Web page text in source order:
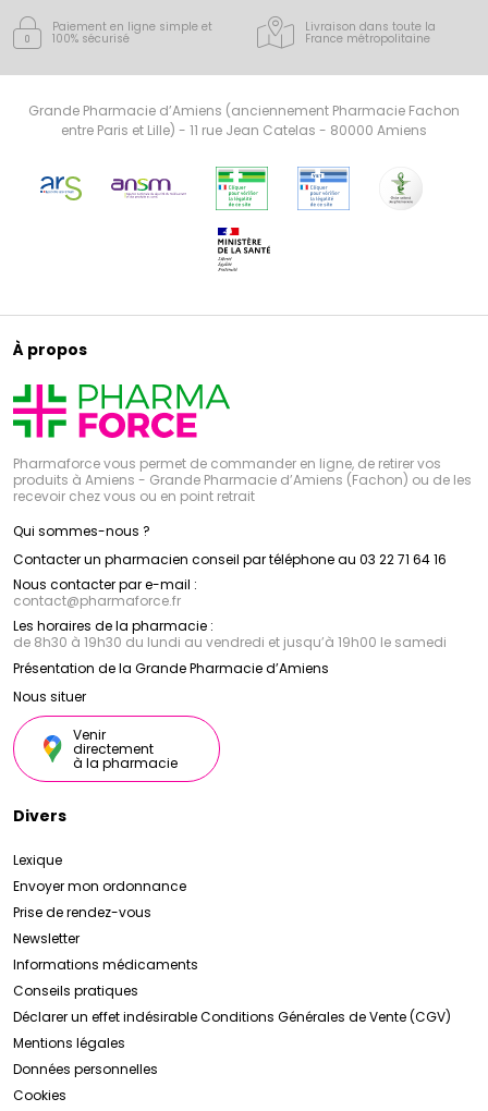
Paiement en ligne simple et
100% sécurisé
Livraison dans toute la
France métropolitaine
Grande Pharmacie d’Amiens (anciennement Pharmacie Fachon
entre Paris et Lille) - 11 rue Jean Catelas - 80000 Amiens
À propos
Pharmaforce vous permet de commander en ligne, de retirer vos
produits à Amiens - Grande Pharmacie d’Amiens (Fachon) ou de les
recevoir chez vous ou en point retrait
Qui sommes-nous ?
Contacter un pharmacien conseil par téléphone au 03 22 71 64 16
Nous contacter par e-mail :
contact@pharmaforce.fr
Les horaires de la pharmacie :
de 8h30 à 19h30 du lundi au vendredi et jusqu’à 19h00 le samedi
Présentation de la Grande Pharmacie d’Amiens
Nous situer
Venir
directement
à la pharmacie
Divers
Lexique
Envoyer mon ordonnance
Prise de rendez-vous
Newsletter
Informations médicaments
Conseils pratiques
Déclarer un effet indésirableConditions Générales de Vente (CGV)
Mentions légales
Données personnelles
Cookies